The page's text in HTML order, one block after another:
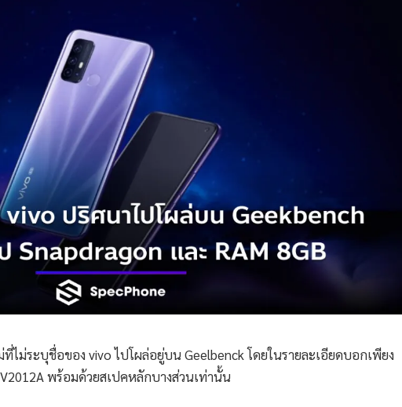
ไม่ระบุชื่อของ vivo ไปโผล่อยู่บน Geelbenck โดยในรายละเอียดบอกเพียง
พร้อมด้วยสเปคหลักบางส่วนเท่านั้น